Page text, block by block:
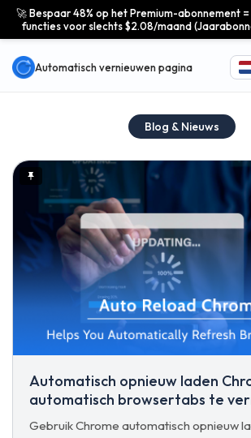
🚀 Bespaar 48% op het Premium-abonnement
functies voor slechts $2.08/maand
Automatisch vernieuwen pagina
Blog & Nieuws
Automatisch opnieuw laden
automatisch browsertabs te
Gebruik Chrome automatisch opnieuw